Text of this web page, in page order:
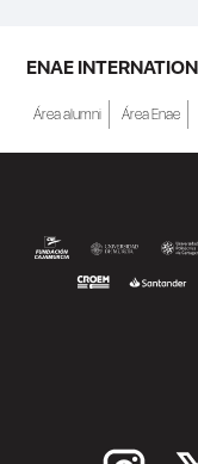
ENAE
Área alumni Área Enae